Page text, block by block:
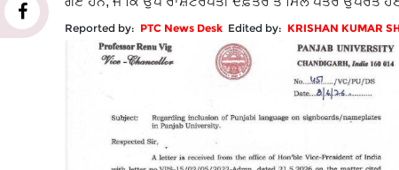
Reported by: PTC News Desk Edited by: KRISHAN KUMAR